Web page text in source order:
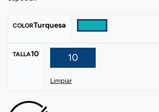
COLORTurquesa
TALLA10 10
Limpiar